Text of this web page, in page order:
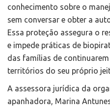
conhecimento sobre o
sem conversar e obter a
Essa proteção assegura o
e impede práticas de
das famílias de
territórios do seu próprio
A assessora jurídica da
apanhadora, Marina